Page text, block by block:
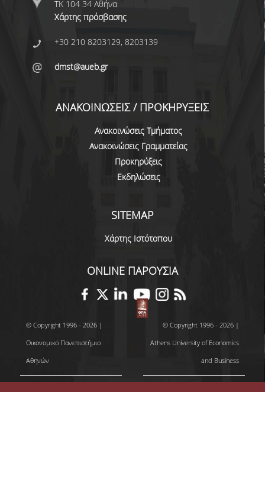
ΤΚ 104 34 Αθήνα
Χάρτης πρόσβασης
+30 210 8203129, 8203139
dmst@aueb.gr
ΑΝΑΚΟΙΝΩΣΕΙΣ / ΠΡΟΚΗΡΥΞΕΙΣ
Ανακοινώσεις Τμήματος
Ανακοινώσεις Γραμματείας
Προκηρύξεις
Εκδηλώσεις
SITEMAP
Χάρτης Ιστότοπου
ONLINE ΠΑΡΟΥΣΙΑ
© Copyright 1996 - 2026 |
Οικονομικό Πανεπιστήμιο
Αθηνών
© Copyright 1996 - 2026 |
Athens University of Economics
and Business